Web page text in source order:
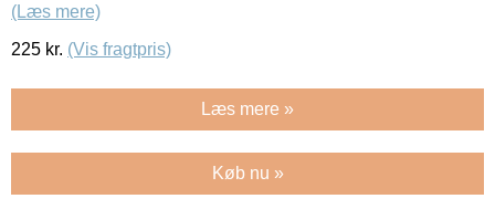
(Læs mere)
225 kr. (Vis fragtpris)
Læs mere »
Køb nu »